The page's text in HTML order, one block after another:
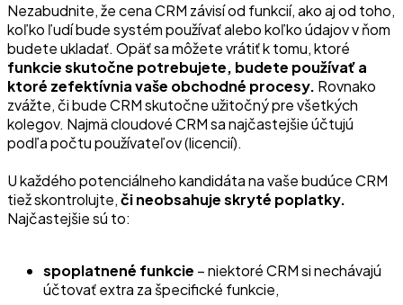
Nezabudnite, že cena CRM závisí od funkcií, ako aj od toho,
koľko ľudí bude systém používať alebo koľko údajov v ňom
budete ukladať. Opäť sa môžete vrátiť k tomu, ktoré
funkcie skutočne potrebujete, budete používať a
ktoré zefektívnia vaše obchodné procesy. Rovnako
zvážte, či bude CRM skutočne užitočný pre všetkých
kolegov. Najmä cloudové CRM sa najčastejšie účtujú
podľa počtu používateľov (licencií).
U každého potenciálneho kandidáta na vaše budúce CRM
tiež skontrolujte,či neobsahuje skryté poplatky.
Najčastejšie sú to:
spoplatnené funkcie – niektoré CRM si nechávajú
účtovať extra za špecifické funkcie,